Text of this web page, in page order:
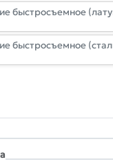
быстросъемное
быстросъемное